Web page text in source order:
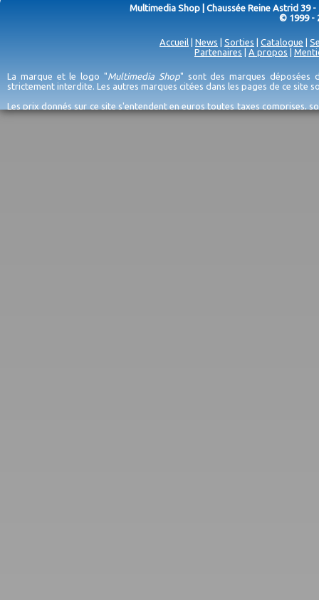
Multimedia Shop | Chaussée Reine Astrid 39 -
© 1999 -
Accueil News Sorties Catalogue
Partenaires
A propos
La marque et le logo "Multimedia Shop" sont des marques déposées
strictement interdite. Les autres marques citées dans les pages de ce site
Les prix donnés sur ce site s'entendent en euros toutes taxes comprises,
erreurs d'encodage, et sauf épuisement du stock et/ou impossibilité de